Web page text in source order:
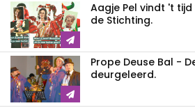
Aagje Pel vindt 't
de Stichting.
Prope Deuse Bal -
deurgeleerd.